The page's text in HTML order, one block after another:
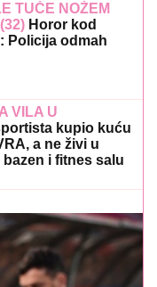
TUČE NOŽEM
Horor kod
Policija odmah
VILA U
kupio kuću
a ne živi u
i fitnes salu